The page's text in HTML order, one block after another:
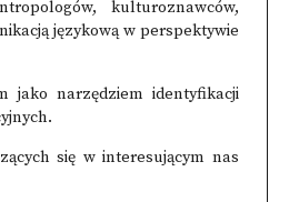
kulturoznawców,
językową w perspektywie
jako narzędziem identyfikacji
się w interesującym nas